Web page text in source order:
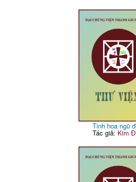
Tinh hoa ngũ
Tác giả: Kim